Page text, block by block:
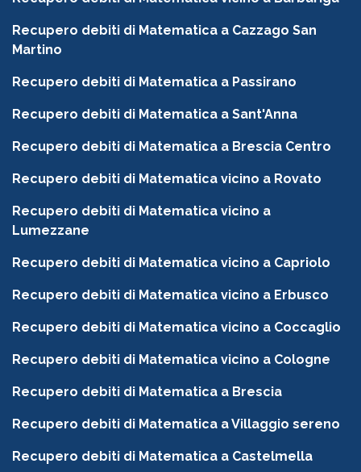
Recupero debiti di Matematica a Cazzago San
Martino
Recupero debiti di Matematica a Passirano
Recupero debiti di Matematica a Sant'Anna
Recupero debiti di Matematica a Brescia Centro
Recupero debiti di Matematica vicino a Rovato
Recupero debiti di Matematica vicino a
Lumezzane
Recupero debiti di Matematica vicino a Capriolo
Recupero debiti di Matematica vicino a Erbusco
Recupero debiti di Matematica vicino a Coccaglio
Recupero debiti di Matematica vicino a Cologne
Recupero debiti di Matematica a Brescia
Recupero debiti di Matematica a Villaggio sereno
Recupero debiti di Matematica a Castelmella